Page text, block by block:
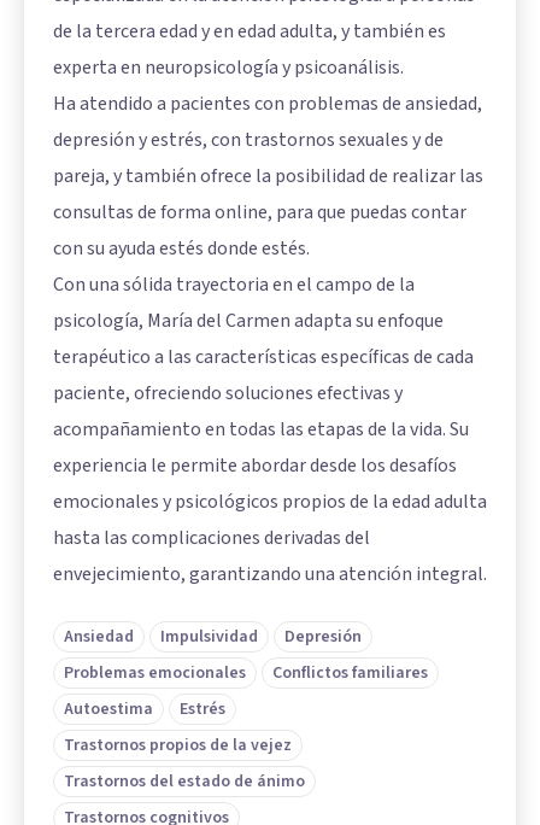
de la tercera edad y en edad adulta, y también es
experta en neuropsicología y psicoanálisis.
Ha atendido a pacientes con problemas de ansiedad,
depresión y estrés, con trastornos sexuales y de
pareja, y también ofrece la posibilidad de realizar las
consultas de forma online, para que puedas contar
con su ayuda estés donde estés.
Con una sólida trayectoria en el campo de la
psicología, María del Carmen adapta su enfoque
terapéutico a las características específicas de cada
paciente, ofreciendo soluciones efectivas y
acompañamiento en todas las etapas de la vida. Su
experiencia le permite abordar desde los desafíos
emocionales y psicológicos propios de la edad adulta
hasta las complicaciones derivadas del
envejecimiento, garantizando una atención integral.
Ansiedad Impulsividad
Depresión
Problemas emocionales
Conflictos familiares
Autoestima
Estrés
Trastornos propios de la vejez
Trastornos del estado de ánimo
Trastornos cognitivos